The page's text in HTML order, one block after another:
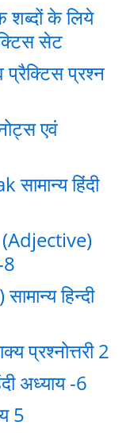
शब्दों के लिये
सेट
प्रैक्टिस प्रश्न
एवं
हिंदी
8
हिन्दी
प्रश्नोत्तरी 2
अध्याय -6
5